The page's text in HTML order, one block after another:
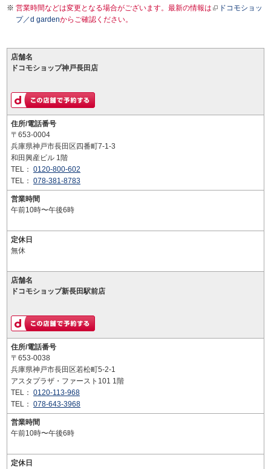
営業時間などは変更となる場合がございます。最新の情報は
ドコモショッ
プ／d gardenからご確認ください。
店舗名
ドコモショップ神戸長田店
住所/電話番号
〒653-0004
兵庫県神戸市長田区四番町7-1-3
和田興産ビル 1階
TEL： 0120-800-602
TEL： 078-381-8783
営業時間
午前10時〜午後6時
定休日
無休
店舗名
ドコモショップ新長田駅前店
住所/電話番号
〒653-0038
兵庫県神戸市長田区若松町5-2-1
アスタプラザ・ファースト101 1階
TEL： 0120-113-968
TEL： 078-643-3968
営業時間
午前10時〜午後6時
定休日